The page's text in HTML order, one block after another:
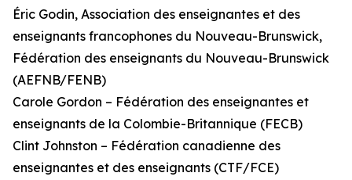
Éric Godin, Association des enseignantes et des
enseignants francophones du Nouveau-Brunswick,
Fédération des enseignants du Nouveau-Brunswick
(AEFNB/FENB)
Carole Gordon – Fédération des enseignantes et
enseignants de la Colombie-Britannique (FECB)
Clint Johnston – Fédération canadienne des
enseignantes et des enseignants (CTF/FCE)